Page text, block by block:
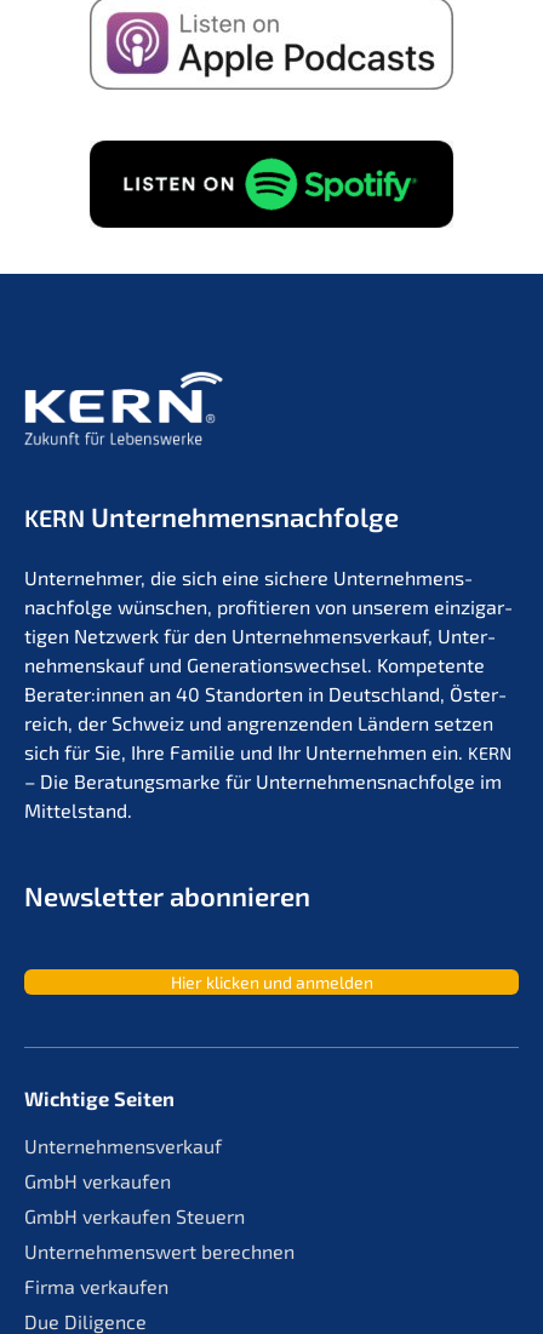
KERN Unternehmens­nachfolge
Unter­neh­mer, die sich eine siche­re Unternehmens­
nachfolge wünschen, profi­tie­ren von unserem einzig­ar­
ti­gen Netzwerk für den Unter­nehmens­verkauf, Unter­
nehmens­kauf und Generations­wechsel. Kompe­ten­te
Berater:innen an 40 Stand­or­ten in Deutsch­land, Öster­
reich, der Schweiz und angren­zen­den Ländern setzen
sich für Sie, Ihre Familie und Ihr Unter­neh­men ein. KERN
– Die Beratungs­mar­ke für Unternehmens­nachfolge im
Mittelstand.
Newslet­ter abonnieren
Hier klicken und anmelden
Wichtige Seiten
Unternehmensverkauf
GmbH verkaufen
GmbH verkaufen Steuern
Unternehmenswert berechnen
Firma verkaufen
Due Diligence